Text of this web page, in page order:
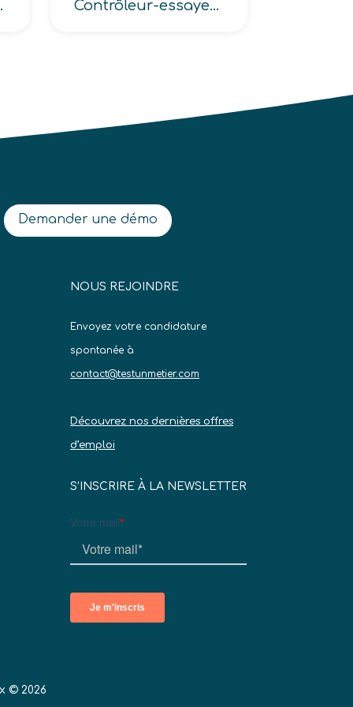
-DIM-) Contrôleur-essayeur sur voiture, Contrôleur-vérificateur en mécanique
Demander une démo
NOUS REJOINDRE
Envoyez votre candidature
spontanée à
contact@testunmetier.com
Découvrez nos dernières offres
d’emploi
S’INSCRIRE À LA NEWSLETTER
© 2026